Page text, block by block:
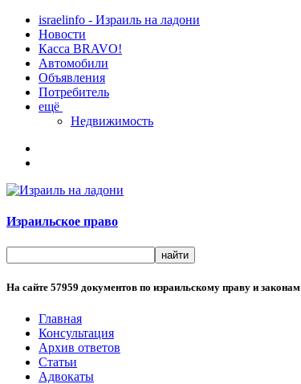
israelinfo - Израиль на ладони
Новости
Касса BRAVO!
Автомобили
Объявления
Потребитель
ещё
Недвижимость
Израильское право
На сайте 57959 документов по израильскому праву и законам
Главная
Консультация
Архив ответов
Статьи
Адвокаты